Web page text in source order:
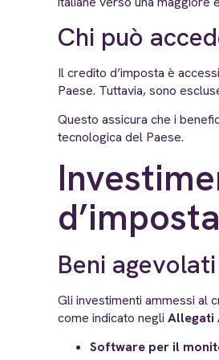
Chi può
Il credito d’imposta è
Paese. Tuttavia, sono
Questo assicura che i
tecnologica del Paese.
Beni
Gli investimenti ammessi al
come indicato negli Allegati
Software per il